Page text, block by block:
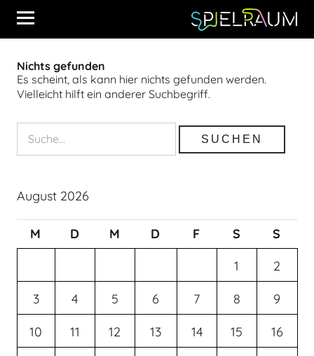
Nichts gefunden
Es scheint, als kann hier nichts gefunden werden.
Vielleicht hilft ein anderer Suchbegriff.
August 2026
M D M D F S
S
1
2
3 4 5 6 7 8 9
10 11 12 13 14 15 16